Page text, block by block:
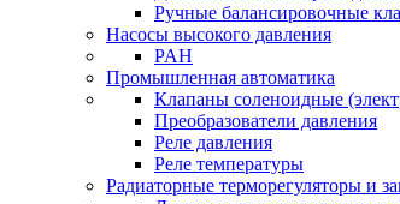
Ручные балансировочные
Насосы высокого давления
PAH
Промышленная автоматика
Клапаны соленоидные
Преобразователи давления
Реле давления
Реле температуры
Радиаторные терморегуляторы и